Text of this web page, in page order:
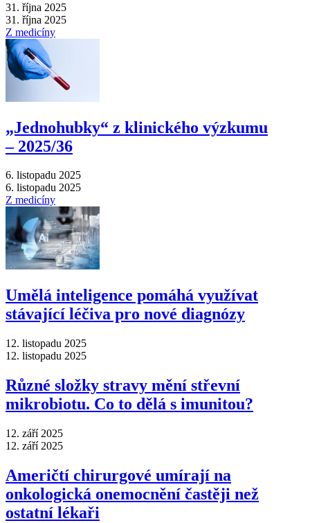
31. října 2025
31. října 2025
Z medicíny
„Jednohubky“ z klinického výzkumu
–⁠ 2025/36
6. listopadu 2025
6. listopadu 2025
Z medicíny
Umělá inteligence pomáhá využívat
stávající léčiva pro nové diagnózy
12. listopadu 2025
12. listopadu 2025
Různé složky stravy mění střevní
mikrobiotu. Co to dělá s imunitou?
12. září 2025
12. září 2025
Američtí chirurgové umírají na
onkologická onemocnění častěji než
ostatní lékaři